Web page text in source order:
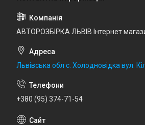
АВТОРОЗБІРКА ЛЬВІВ Інтернет
Львівська обл с. Холодновідка вул.
+380 (95) 374-71-54